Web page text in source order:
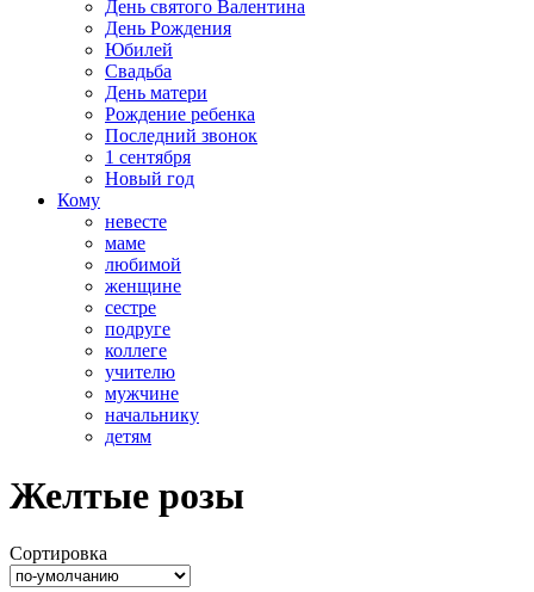
День святого Валентина
День Рождения
Юбилей
Свадьба
День матери
Рождение ребенка
Последний звонок
1 сентября
Новый год
Кому
невесте
маме
любимой
женщине
сестре
подруге
коллеге
учителю
мужчине
начальнику
детям
Желтые розы
Сортировка